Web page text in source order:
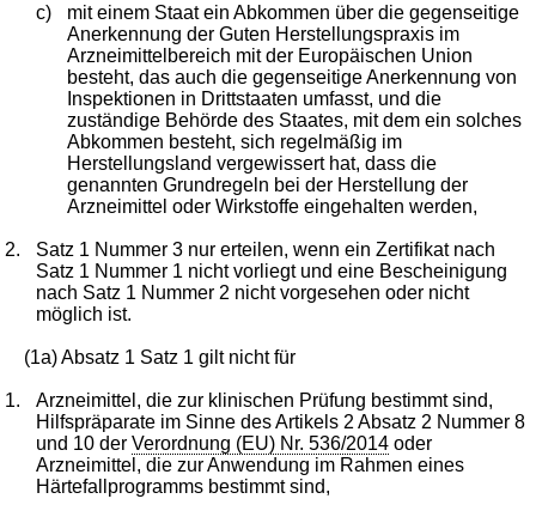
c)
mit einem Staat ein Abkommen über die gegenseitige
Anerkennung der Guten Herstellungspraxis im
Arzneimittelbereich mit der Europäischen Union
besteht, das auch die gegenseitige Anerkennung von
Inspektionen in Drittstaaten umfasst, und die
zuständige Behörde des Staates, mit dem ein solches
Abkommen besteht, sich regelmäßig im
Herstellungsland vergewissert hat, dass die
genannten Grundregeln bei der Herstellung der
Arzneimittel oder Wirkstoffe eingehalten werden,
2.
Satz 1 Nummer 3 nur erteilen, wenn ein Zertifikat nach
Satz 1 Nummer 1 nicht vorliegt und eine Bescheinigung
nach Satz 1 Nummer 2 nicht vorgesehen oder nicht
möglich ist.
(1a) Absatz 1 Satz 1 gilt nicht für
1.
Arzneimittel, die zur klinischen Prüfung bestimmt sind,
Hilfspräparate im Sinne des Artikels 2 Absatz 2 Nummer 8
und 10 derVerordnung (EU) Nr. 536/2014 oder
Arzneimittel, die zur Anwendung im Rahmen eines
Härtefallprogramms bestimmt sind,